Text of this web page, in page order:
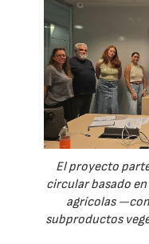
El proyecto
circular basado
agrícolas
subproductos